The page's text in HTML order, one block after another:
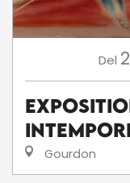
Del
Gourdon